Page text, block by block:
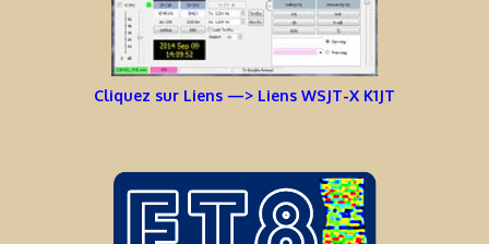
Cliquez sur Liens —> Liens WSJT-X K1JT